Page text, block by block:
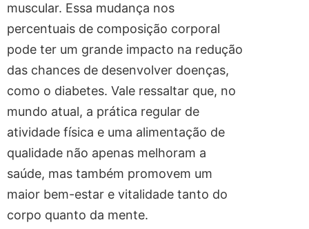
muscular. Essa mudança nos
percentuais de composição corporal
pode ter um grande impacto na redução
das chances de desenvolver doenças,
como o diabetes. Vale ressaltar que, no
mundo atual, a prática regular de
atividade física e uma alimentação de
qualidade não apenas melhoram a
saúde, mas também promovem um
maior bem-estar e vitalidade tanto do
corpo quanto da mente.